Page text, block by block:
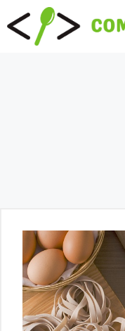
Saltar
al
contenido